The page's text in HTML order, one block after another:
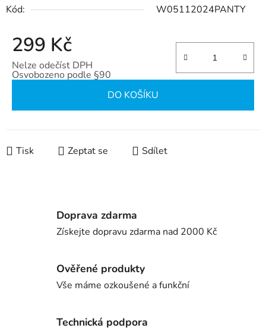
Kód:
W05112024PANTY
299 Kč
Nelze odečíst DPH
Osvobozeno podle §90
DO KOŠÍKU
Tisk Zeptat se Sdílet
Doprava zdarma
Získejte dopravu zdarma nad 2000 Kč
Ověřené produkty
Vše máme ozkoušené a funkční
Technická podpora